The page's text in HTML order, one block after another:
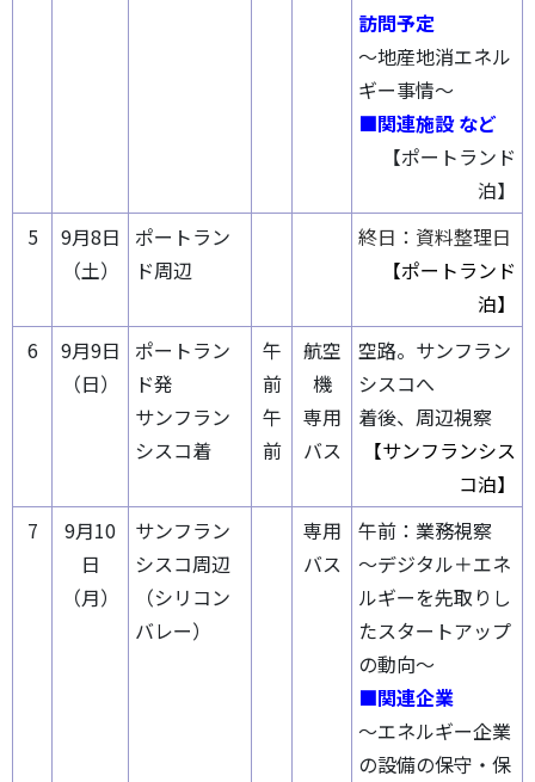
訪問予定
～地産地消エネル
ギー事情～
■関連施設 など
【ポートランド
泊】
5
9月8日
（土）
ポートラン
ド周辺
終日：資料整理日
【ポートランド
泊】
6
9月9日
（日）
ポートラン
ド発
サンフラン
シスコ着
午
前
午
前
航空
機
専用
バス
空路。サンフラン
シスコへ
着後、周辺視察
【サンフランシス
コ泊】
7
9月10
日
（月）
サンフラン
シスコ周辺
（シリコン
バレー）
専用
バス
午前：業務視察
～デジタル＋エネ
ルギーを先取りし
たスタートアップ
の動向～
■関連企業
～エネルギー企業
の設備の保守・保